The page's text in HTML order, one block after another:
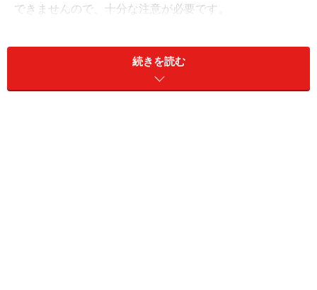
できませんので、十分な注意が必要です。
続きを読む